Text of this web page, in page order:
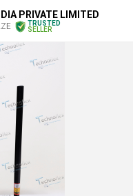
PRIVATE LIMITED
TRUSTED
SELLER